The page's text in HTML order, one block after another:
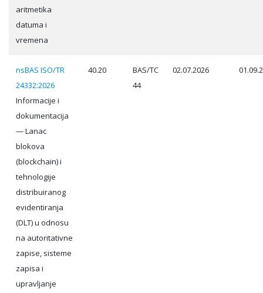
aritmetika
datuma i
vremena
nsBAS ISO/TR
24332:2026
Informacije i
dokumentacija
— Lanac
blokova
(blockchain) i
tehnologije
distribuiranog
evidentiranja
(DLT) u odnosu
na autoritativne
zapise, sisteme
zapisa i
upravljanje
40.20
BAS/TC
44
02.07.2026